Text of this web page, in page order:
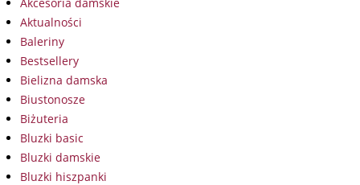
Aktualności
Baleriny
Bestsellery
Bielizna damska
Biustonosze
Biżuteria
Bluzki basic
Bluzki damskie
Bluzki hiszpanki